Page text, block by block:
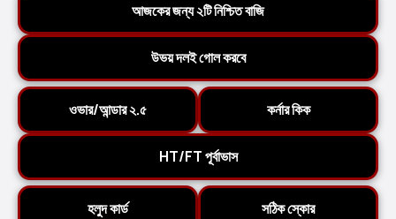
আজকের জন্য ২টি নিশ্চিত বাজি
উভয় দলই গোল করবে
ওভার/আন্ডার ২.৫ কর্নার কিক
HT/FT পূর্বাভাস
হলুদ কার্ড সঠিক স্কোর